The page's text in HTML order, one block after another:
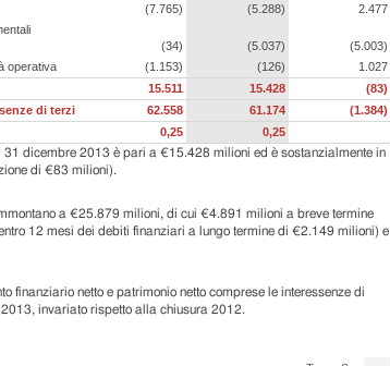
(7.765) (5.288)
2.477
(34) (5.037)
(5.003)
operativa
(1.153) (126)
1.027
15.511 15.428
(83)
di terzi
62.558 61.174
(1.384)
0,25
0,25
31 dicembre 2013 è pari a €15.428 milioni ed è sostanzialmente in
di €83 milioni).
a €25.879 milioni, di cui €4.891 milioni a breve termine
12 mesi dei debiti finanziari a lungo termine di €2.149 milioni) e
finanziario netto e patrimonio netto comprese le interessenze di
invariato rispetto alla chiusura 2012.